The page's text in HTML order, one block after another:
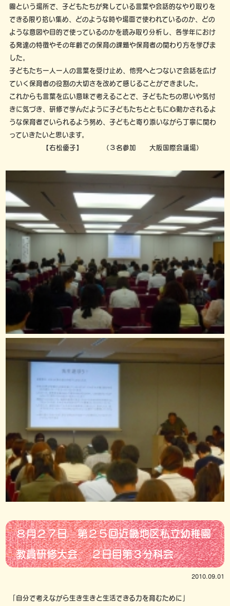
園という場所で、子どもたちが発している言葉や会話的なやり取りを
できる限り拾い集め、どのような時や場面で使われているのか、どの
ような意図や目的で使っているのかを読み取り分析し、各学年におけ
る発達の特徴やその年齢での保育の課題や保育者の関わり方を学びま
した。
子どもたち一人一人の言葉を受け止め、他児へとつないで会話を広げ
ていく保育者の役割の大切さを改めて感じることができました。
これからも言葉を広い意味で考えることで、子どもたちの思いや気付
きに気づき、研修で学んだように子どもたちとともに心動かされるよ
うな保育者でいられるよう努め、子どもと寄り添いながら丁寧に関わ
っていきたいと思います。
【右松優子】 （３名参加 大阪国際会議場）
８月２７日 第２５回近畿地区私立幼稚園
教員研修大会 ２日目第３分科会
2010.09.01
「自分で考えながら生き生きと生活できる力を育むために」